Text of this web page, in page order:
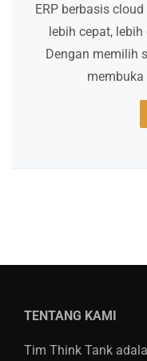
ERP berbasis
lebih cepat,
Dengan memilih
TENTANG KAMI
Tim Think Tank